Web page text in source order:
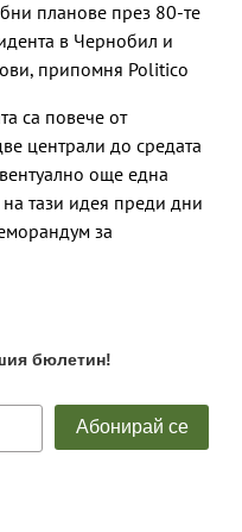
планове през 80-те
в Чернобил и
припомня Politico
са повече от
централи до средата
още една
тази идея преди дни
за